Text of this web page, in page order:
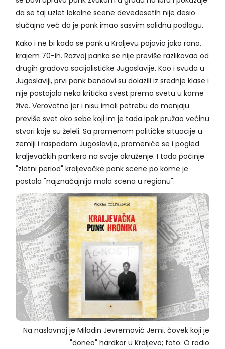
da se taj uzlet lokalne scene devedesetih nije desio
slučajno već da je pank imao sasvim solidnu podlogu.
Kako i ne bi kada se pank u Kraljevu pojavio jako rano,
krajem 70-ih. Razvoj panka se nije previše razlikovao od
drugih gradova socijalističke Jugoslavije. Kao i svuda u
Jugoslaviji, prvi pank bendovi su dolazili iz srednje klase i
nije postojala neka kritička svest prema svetu u kome
žive. Verovatno jer i nisu imali potrebu da menjaju
previše svet oko sebe koji im je tada ipak pružao većinu
stvari koje su želeli. Sa promenom političke situacije u
zemlji i raspadom Jugoslavije, promeniće se i pogled
kraljevačkih pankera na svoje okruženje. I tada počinje
"zlatni period" kraljevačke pank scene po kome je
postala "najznačajnija mala scena u regionu".
Na naslovnoj je Miladin Jevremović Jemi, čovek koji je
"doneo" hardkor u Kraljevo; foto: O radio